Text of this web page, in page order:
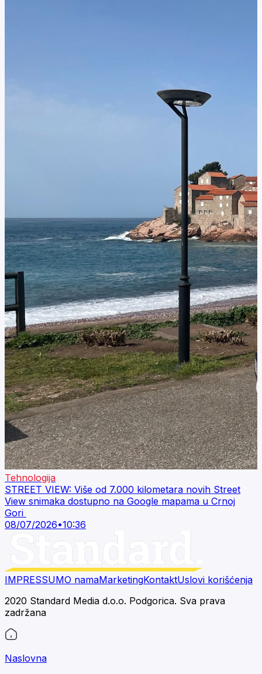
Tehnologija
STREET VIEW: Više od 7.000 kilometara novih Street
View snimaka dostupno na Google mapama u Crnoj
Gori
08/07/2026•10:36
IMPRESSUMO namaMarketingKontaktUslovi korišćenja
2020 Standard Media d.o.o. Podgorica. Sva prava
zadržana
Naslovna